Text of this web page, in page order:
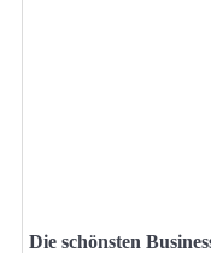
Die schönsten